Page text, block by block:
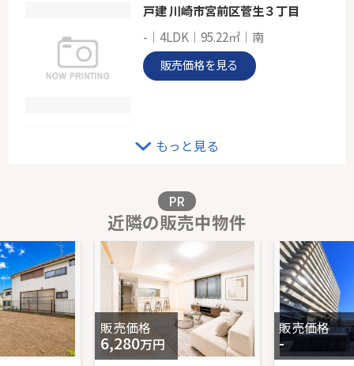
戸建 川崎市宮前区菅生３丁目
-｜4LDK｜95.22㎡｜南
販売価格を見る
販売価格を見る
菅城下 新築全4棟現場
-｜3LDK｜102.77㎡｜-
販売価格を見る
もっと見る
PR
近隣の販売中物件
販売価格
6,280万円
販売価格
-